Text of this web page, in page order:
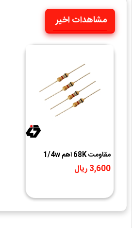
مشاهدات اخیر
مقاومت 68K اهم 1/4w
3,600 ریال